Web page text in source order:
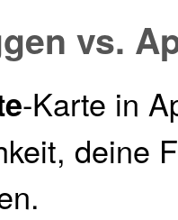
vs.
-Karte in
deine